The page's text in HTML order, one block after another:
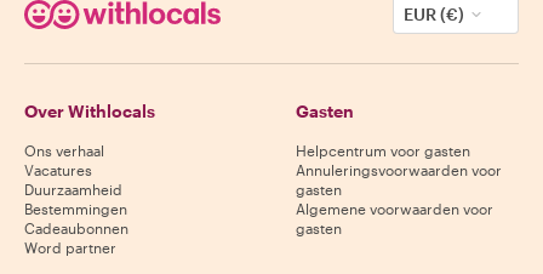
EUR (€)
Over Withlocals
Ons verhaal
Vacatures
Duurzaamheid
Bestemmingen
Cadeaubonnen
Word partner
Gasten
Helpcentrum voor gasten
Annuleringsvoorwaarden voor
gasten
Algemene voorwaarden voor
gasten